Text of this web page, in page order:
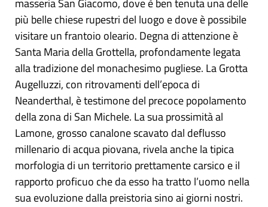
masseria San Giacomo, dove è ben tenuta una delle
più belle chiese rupestri del luogo e dove è possibile
visitare un frantoio oleario. Degna di attenzione è
Santa Maria della Grottella, profondamente legata
alla tradizione del monachesimo pugliese. La Grotta
Augelluzzi, con ritrovamenti dell’epoca di
Neanderthal, è testimone del precoce popolamento
della zona di San Michele. La sua prossimità al
Lamone, grosso canalone scavato dal deflusso
millenario di acqua piovana, rivela anche la tipica
morfologia di un territorio prettamente carsico e il
rapporto proficuo che da esso ha tratto l’uomo nella
sua evoluzione dalla preistoria sino ai giorni nostri.